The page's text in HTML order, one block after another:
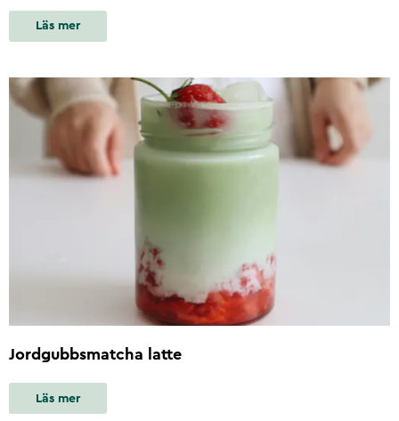
Läs mer
Jordgubbsmatcha latte
Läs mer